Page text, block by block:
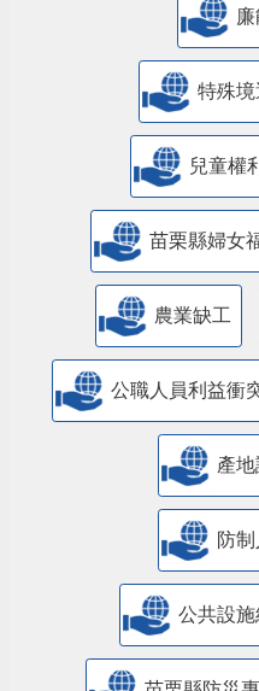
特殊
兒童權
苗栗縣婦女
農業缺工
公職人員利益衝
產
防
公共設